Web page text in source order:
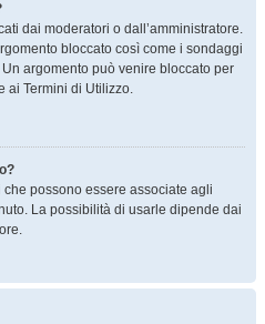
dai moderatori o dall’amministratore.
bloccato così come i sondaggi
argomento può venire bloccato per
ai Termini di Utilizzo.
possono essere associate agli
La possibilità di usarle dipende dai